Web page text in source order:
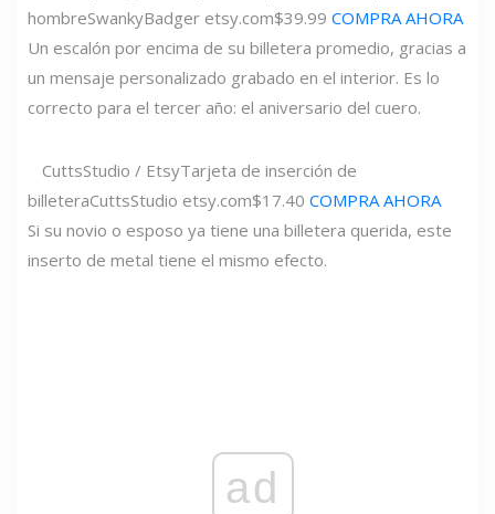
hombreSwankyBadger etsy.com$39.99 COMPRA AHORA
Un escalón por encima de su billetera promedio, gracias a
un mensaje personalizado grabado en el interior. Es lo
correcto para el tercer año: el aniversario del cuero.
CuttsStudio / EtsyTarjeta de inserción de
billeteraCuttsStudio etsy.com$17.40 COMPRA AHORA
Si su novio o esposo ya tiene una billetera querida, este
inserto de metal tiene el mismo efecto.
ad